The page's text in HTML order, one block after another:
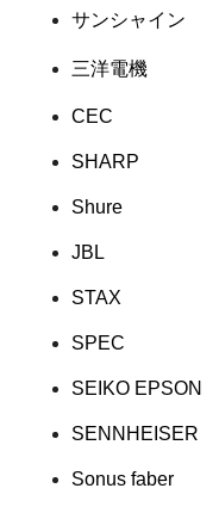
サンシャイン
三洋電機
CEC
SHARP
Shure
JBL
STAX
SPEC
SEIKO EPSON
SENNHEISER
Sonus faber